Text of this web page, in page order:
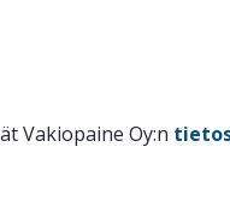
Vakiopaine Oy:n